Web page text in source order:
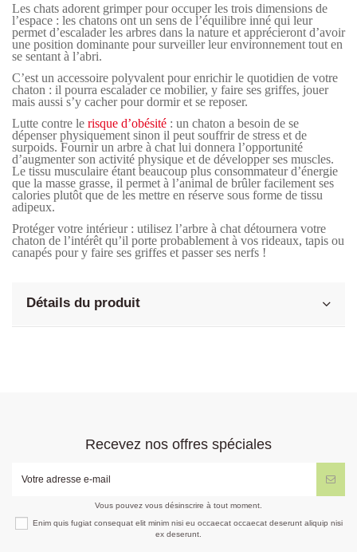
Les chats adorent grimper pour occuper les trois dimensions de
l’espace : les chatons ont un sens de l’équilibre inné qui leur
permet d’escalader les arbres dans la nature et apprécieront d’avoir
une position dominante pour surveiller leur environnement tout en
se sentant à l’abri.
C’est un accessoire polyvalent pour enrichir le quotidien de votre
chaton : il pourra escalader ce mobilier, y faire ses griffes, jouer
mais aussi s’y cacher pour dormir et se reposer.
Lutte contre le risque d’obésité : un chaton a besoin de se
dépenser physiquement sinon il peut souffrir de stress et de
surpoids. Fournir un arbre à chat lui donnera l’opportunité
d’augmenter son activité physique et de développer ses muscles.
Le tissu musculaire étant beaucoup plus consommateur d’énergie
que la masse grasse, il permet à l’animal de brûler facilement ses
calories plutôt que de les mettre en réserve sous forme de tissu
adipeux.
Protéger votre intérieur : utilisez l’arbre à chat détournera votre
chaton de l’intérêt qu’il porte probablement à vos rideaux, tapis ou
canapés pour y faire ses griffes et passer ses nerfs !
Détails du produit
Recevez nos offres spéciales
Vous pouvez vous désinscrire à tout moment.
Enim quis fugiat consequat elit minim nisi eu occaecat occaecat deserunt aliquip nisi
ex deserunt.